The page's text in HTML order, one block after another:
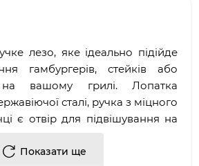
лезо, яке ідеально підійде
гамбургерів, стейків або
вашому грилі. Лопатка
сталі, ручка з міцного
є отвір для підвішування на
сталь, пластик.
Показати ще